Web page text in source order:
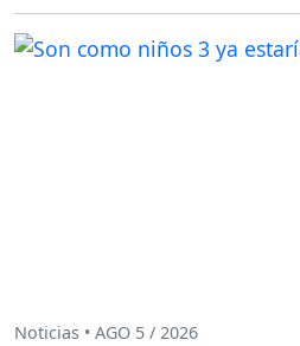
Noticias • AGO 5 / 2026